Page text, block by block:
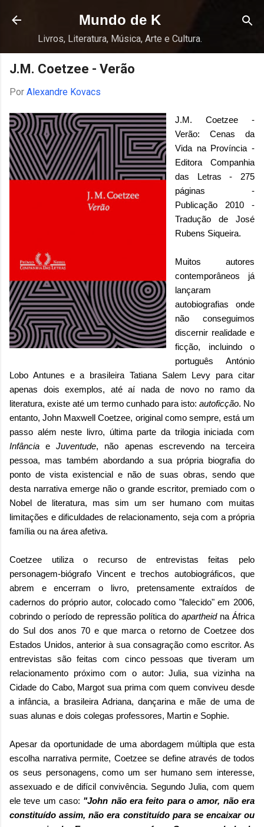
Pular para o conteúdo principal
Mundo de K
Livros, Literatura, Música, Arte e Cultura.
J.M. Coetzee - Verão
Por Alexandre Kovacs
J.M. Coetzee -
Verão: Cenas da
Vida na Província -
Editora Companhia
das Letras - 275
páginas -
Publicação 2010 -
Tradução de José
Rubens Siqueira.
Muitos autores
contemporâneos já
lançaram
autobiografias onde
não conseguimos
discernir realidade e
ficção, incluindo o
português António
Lobo Antunes e a brasileira Tatiana Salem Levy para citar
apenas dois exemplos, até aí nada de novo no ramo da
literatura, existe até um termo cunhado para isto: autoficção. No
entanto,John Maxwell Coetzee, original como sempre, está um
passo além neste livro, última parte da trilogia iniciada com
Infância eJuventude, não apenas escrevendo na terceira
pessoa, mas também abordando a sua própria biografia do
ponto de vista existencial e não de suas obras, sendo que
desta narrativa emerge não o grande escritor, premiado com o
Nobel de literatura, mas sim um ser humano com muitas
limitações e dificuldades de relacionamento, seja com a própria
família ou na área afetiva.
Coetzee utiliza o recurso de entrevistas feitas pelo
personagem-biógrafo Vincent e trechos autobiográficos, que
abrem e encerram o livro, pretensamente extraídos de
cadernos do próprio autor, colocado como "falecido" em 2006,
cobrindo o período de repressão política do apartheidna África
do Sul dos anos 70 e que marca o retorno de Coetzee dos
Estados Unidos, anterior à sua consagração como escritor. As
entrevistas são feitas com cinco pessoas que tiveram um
relacionamento próximo com o autor: Julia, sua vizinha na
Cidade do Cabo, Margot sua prima com quem conviveu desde
a infância, a brasileira Adriana, dançarina e mãe de uma de
suas alunas e dois colegas professores, Martin e Sophie.
Apesar da oportunidade de uma abordagem múltipla que esta
escolha narrativa permite, Coetzee se define através de todos
os seus personagens, como um ser humano sem interesse,
assexuado e de difícil convivência. Segundo Julia, com quem
ele teve um caso: "John não era feito para o amor, não era
constituído assim, não era constituído para se encaixar ou